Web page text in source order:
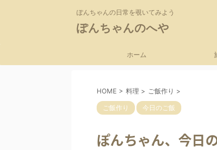
ぽんちゃんの日常を覗いてみよう
ぽんちゃんのへや
ホーム
HOME > 料理 > ご飯作り >
ご飯作り 今日のご飯
ぽんちゃん、今日